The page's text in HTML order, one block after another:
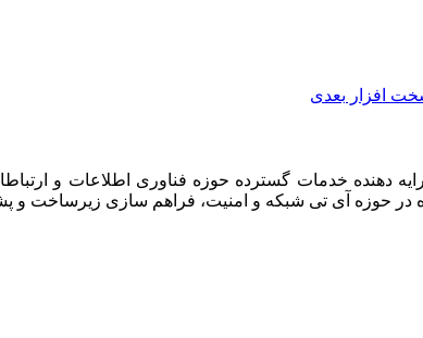
افزار بعدی
دهنده خدمات گسترده حوزه فناوری اطلاعات و
در حوزه آی تی شبکه و امنیت، فراهم سازی زیرساخت و